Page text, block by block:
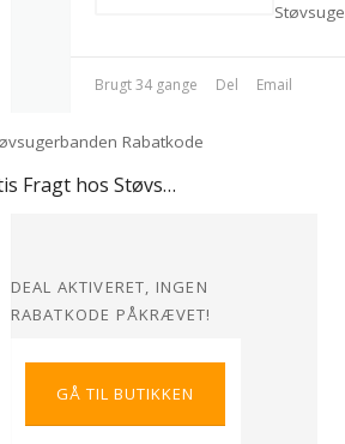
Brugt 34 gange Del Email
Gratis Fragt hos Støvsugerbanden
DEAL AKTIVERET, INGEN
RABATKODE PÅKRÆVET!
GÅ TIL BUTIKKEN